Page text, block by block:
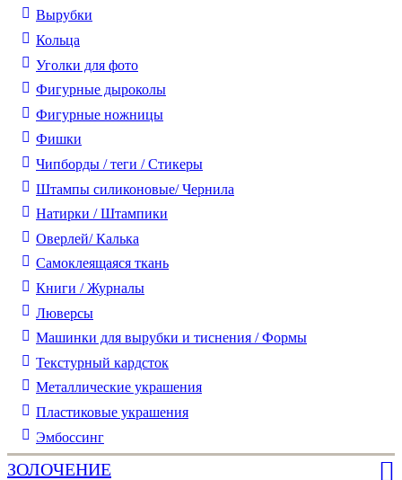
Вырубки
Кольца
Уголки для фото
Фигурные дыроколы
Фигурные ножницы
Фишки
Чипборды / теги / Стикеры
Штампы силиконовые/ Чернила
Натирки / Штампики
Оверлей/ Калька
Самоклеящаяся ткань
Книги / Журналы
Люверсы
Машинки для вырубки и тиснения / Формы
Текстурный кардсток
Металлические украшения
Пластиковые украшения
Эмбоссинг
ЗОЛОЧЕНИЕ